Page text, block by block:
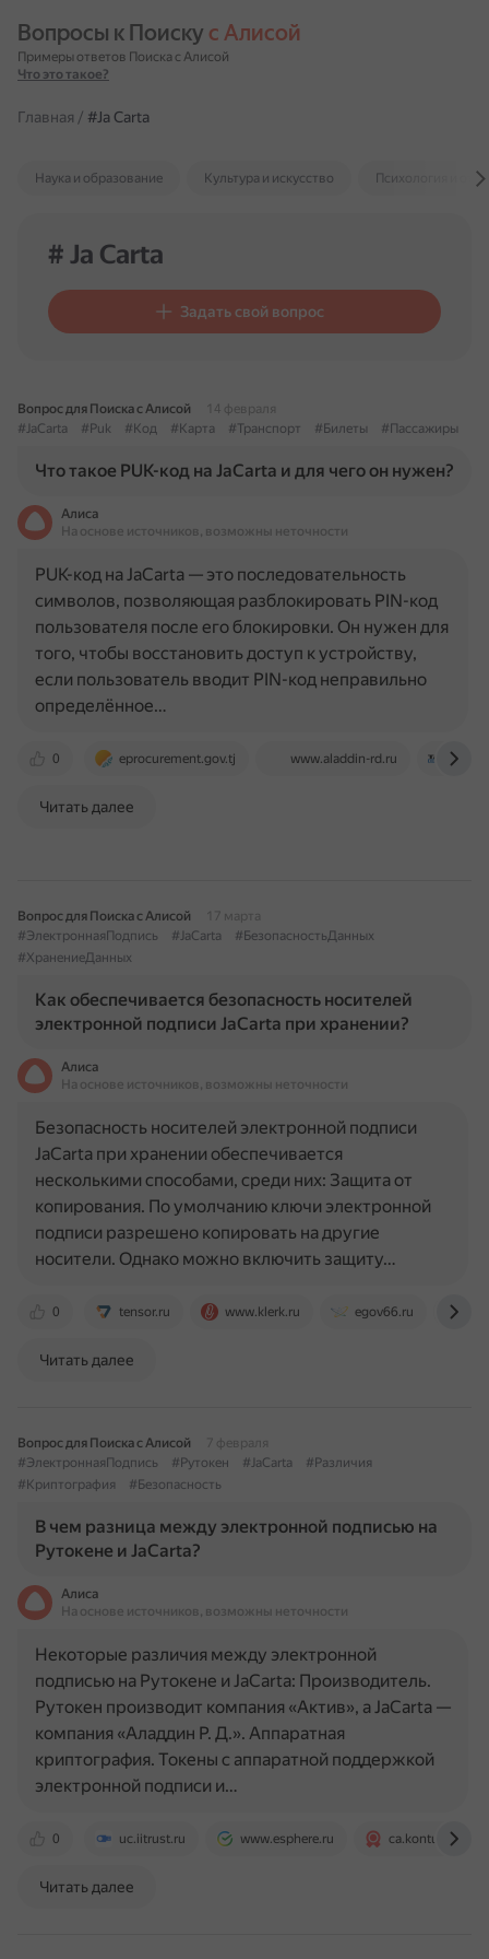
Вопросы к Поиску с Алисой
Примеры ответов Поиска с Алисой
Что это такое?
Главная / #Ja Carta
Наука и образование Культура и искусство Психология и
# Ja Carta
Задать свой вопрос
Вопрос для Поиска с Алисой
14 февраля
#JaCarta
#Puk #Код #Карта #Транспорт #Билеты #Пассажиры
Что такое PUK-код на JaCarta и для чего он нужен?
Алиса
На основе источников, возможны неточности
0 eprocurement.gov.tj www.aladdin-rd.ru
PUK-код на JaCarta — это последовательность
символов, позволяющая разблокировать PIN-код
пользователя после его блокировки. Он нужен для
того, чтобы восстановить доступ к устройству,
если пользователь вводит PIN-код неправильно
определённое…
Читать далее
Вопрос для Поиска с Алисой
17 марта
#ЭлектроннаяПодпись
#JaCarta
#БезопасностьДанных
#ХранениеДанных
Как обеспечивается безопасность носителей
электронной подписи JaCarta при хранении?
Алиса
На основе источников, возможны неточности
0 tensor.ru www.klerk.ru egov66.ru
Безопасность носителей электронной подписи
JaCarta при хранении обеспечивается
несколькими способами, среди них: Защита от
копирования. По умолчанию ключи электронной
подписи разрешено копировать на другие
носители. Однако можно включить защиту…
Читать далее
Вопрос для Поиска с Алисой
7 февраля
#ЭлектроннаяПодпись
#Рутокен #JaCarta
#Различия
#Криптография
#Безопасность
В чем разница между электронной подписью на
Рутокене и JaCarta?
Алиса
На основе источников, возможны неточности
0 uc.iitrust.ru www.esphere.ru ca.kontur.ru
Некоторые различия между электронной
подписью на Рутокене и JaCarta: Производитель.
Рутокен производит компания «Актив», а JaCarta —
компания «Аладдин Р. Д.». Аппаратная
криптография. Токены с аппаратной поддержкой
электронной подписи и…
Читать далее